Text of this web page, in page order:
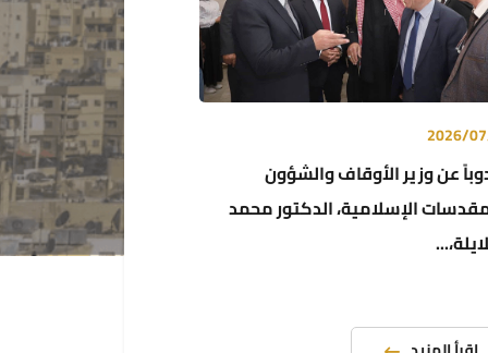
2026/
عن وزير الأوقاف والشؤون
الإسلامية، الدكتور محمد